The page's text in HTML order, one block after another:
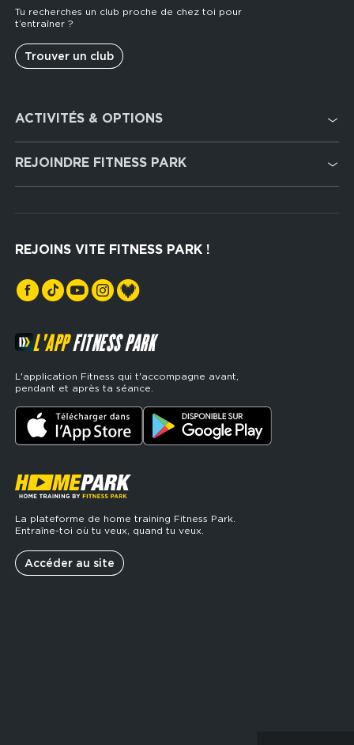
Tu recherches un club proche de chez toi pour
t’entraîner ?
Trouver un club
services
ACTIVITÉS & OPTIONS
Cardio Training
Musculation
Hyrox Zone
Cross Training
REJOINDRE FITNESS PARK
REJOINS VITE FITNESS PARK !
L'APPFITNESS PARK
L'application Fitness qui t'accompagne avant,
pendant et après ta séance.
La plateforme de home training Fitness Park.
Entraîne-toi où tu veux, quand tu veux.
Accéder au site